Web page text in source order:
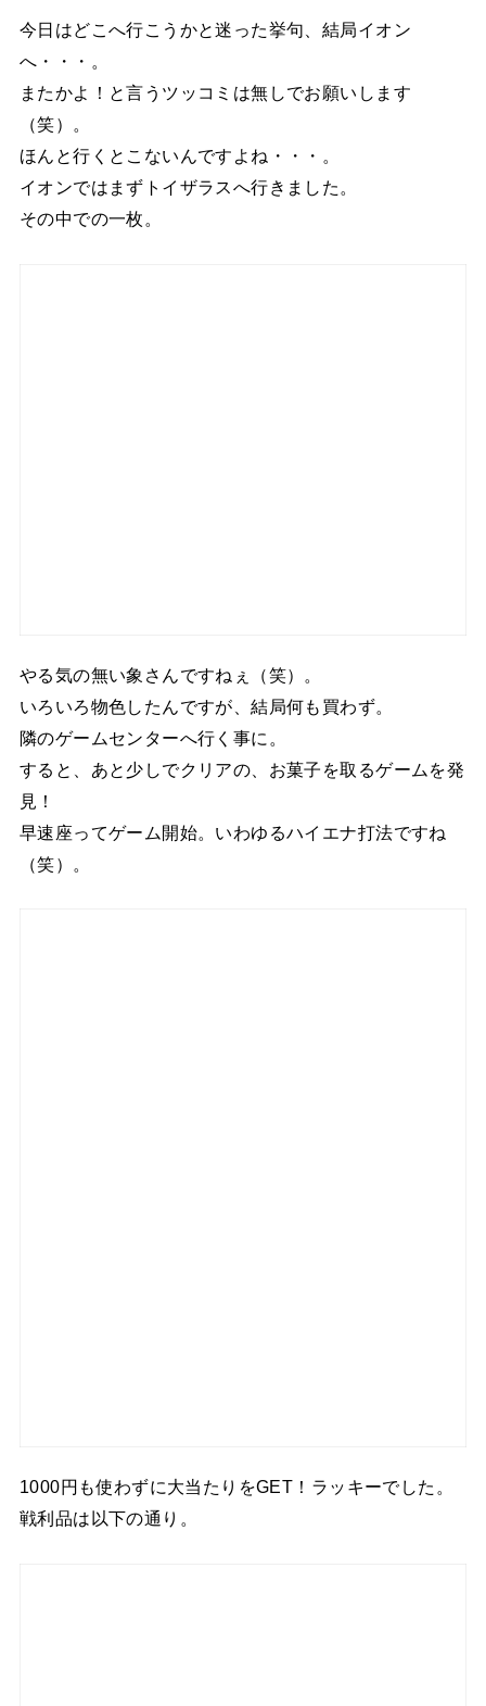
今日はどこへ行こうかと迷った挙句、結局イオン
へ・・・。
またかよ！と言うツッコミは無しでお願いします
（笑）。
ほんと行くとこないんですよね・・・。
イオンではまずトイザラスへ行きました。
その中での一枚。
やる気の無い象さんですねぇ（笑）。
いろいろ物色したんですが、結局何も買わず。
隣のゲームセンターへ行く事に。
すると、あと少しでクリアの、お菓子を取るゲームを発
見！
早速座ってゲーム開始。いわゆるハイエナ打法ですね
（笑）。
1000円も使わずに大当たりをGET！ラッキーでした。
戦利品は以下の通り。